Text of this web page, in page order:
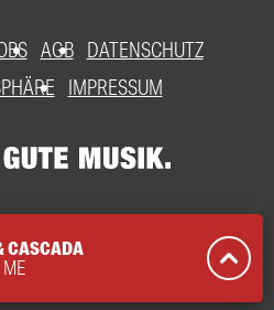
AGB DATENSCHUTZ
IMPRESSUM
CASCADA